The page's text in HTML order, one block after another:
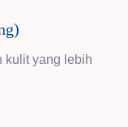
kulit yang lebih